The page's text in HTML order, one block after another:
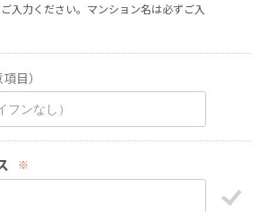
入力ください。マンション名は必ずご入
目）
※